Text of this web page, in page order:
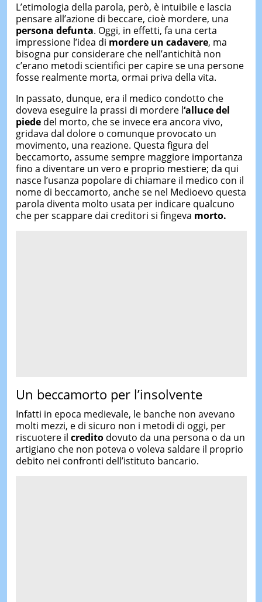
L’etimologia della parola, però, è intuibile e lascia
pensare all’azione di beccare, cioè mordere, una
persona defunta. Oggi, in effetti, fa una certa
impressione l’idea di mordere un cadavere, ma
bisogna pur considerare che nell’antichità non
c’erano metodi scientifici per capire se una persone
fosse realmente morta, ormai priva della vita.
In passato, dunque, era il medico condotto che
doveva eseguire la prassi di mordere l‘alluce del
piededel morto, che se invece era ancora vivo,
gridava dal dolore o comunque provocato un
movimento, una reazione. Questa figura del
beccamorto, assume sempre maggiore importanza
fino a diventare un vero e proprio mestiere; da qui
nasce l’usanza popolare di chiamare il medico con il
nome di beccamorto, anche se nel Medioevo questa
parola diventa molto usata per indicare qualcuno
che per scappare dai creditori si fingeva morto.
Un beccamorto per l’insolvente
Infatti in epoca medievale, le banche non avevano
molti mezzi, e di sicuro non i metodi di oggi, per
riscuotere il creditodovuto da una persona o da un
artigiano che non poteva o voleva saldare il proprio
debito nei confronti dell’istituto bancario.